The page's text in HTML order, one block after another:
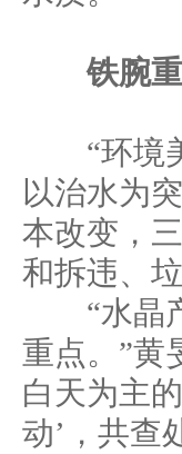
铁腕
“环境美
以治水为
本改变，
和拆违、
“水晶产
重点。”黄
白天为主
动’，共查